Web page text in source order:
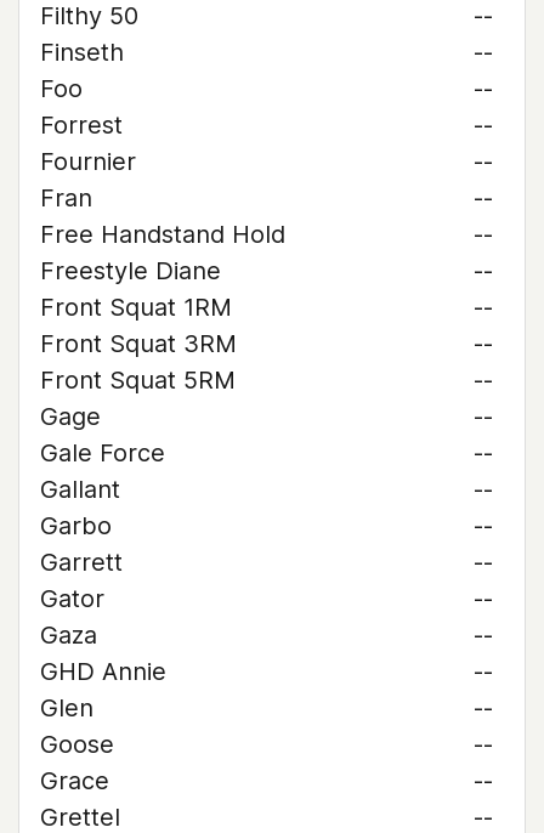
Filthy 50
--
Finseth
--
Foo
--
Forrest
--
Fournier
--
Fran
--
Free Handstand Hold
--
Freestyle Diane
--
Front Squat 1RM
--
Front Squat 3RM
--
Front Squat 5RM
--
Gage
--
Gale Force
--
Gallant
--
Garbo
--
Garrett
--
Gator
--
Gaza
--
GHD Annie
--
Glen
--
Goose
--
Grace
--
Grettel
--